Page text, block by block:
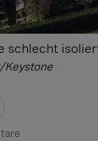
Keystone